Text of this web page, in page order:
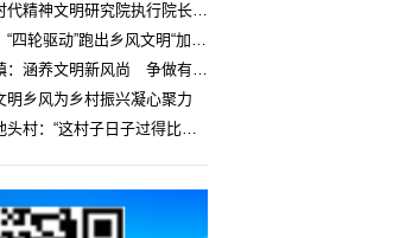
中国社会科学院大学新时代精神文明研究院执行院长王维国：文明村镇创建为乡村注入持久发展动力
湖北随县洪山镇温泉村：“四轮驱动”跑出乡风文明“加速度”
浙江衢州市常山县白石镇：涵养文明新风尚 争做有礼白石人
乡风为乡村振兴凝心聚力
浙江宁波市奉化区蒋家池头村：“这村子日子过得比城里还舒心”